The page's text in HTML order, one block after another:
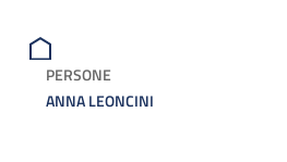
PERSONE
ANNA LEONCINI